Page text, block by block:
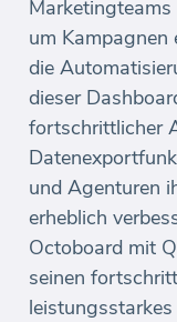
Marketingteams
um Kampagnen
die
dieser
fortschrittlicher
und Agenturen
erheblich
Octoboard mit
seinen